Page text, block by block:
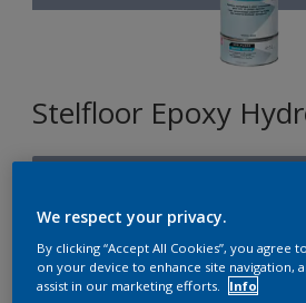
Stelfloor Epoxy
Format
We respect your privacy.
By clicking “Accept All Cookies”, you agree
on your device to enhance site navigation,
assist in our marketing efforts.
Info